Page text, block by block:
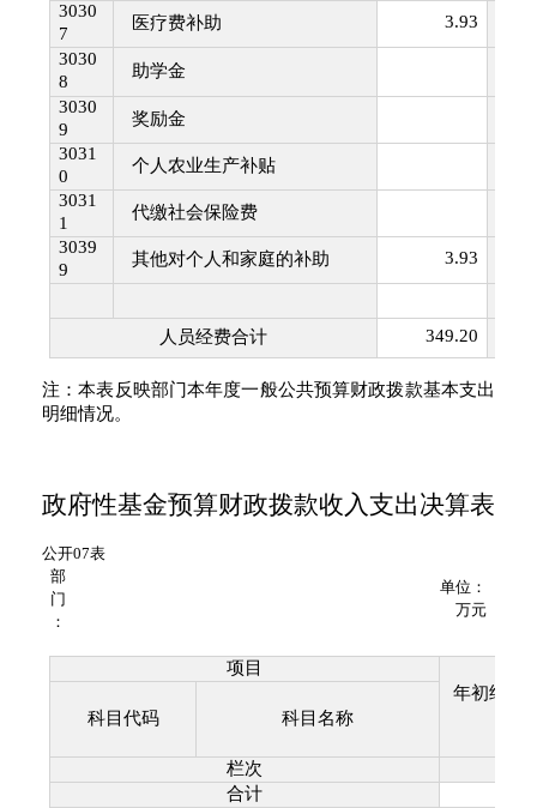
3030
7
医疗费补助 3.93
3030
8
助学金
3030
9
奖励金
3031
0
个人农业生产补贴
3031
1
代缴社会保险费
3039
9
其他对个人和家庭的补助 3.93
人员经费合计
349.20
注：本表反映部门本年度一般公共预算财政拨款基本支出
明细情况。
政府性基金预算财政拨款收入支出决算表
公开07表
部
门
：
单位：
万元
项目
年初结转
科目代码 科目名称
栏次
合计